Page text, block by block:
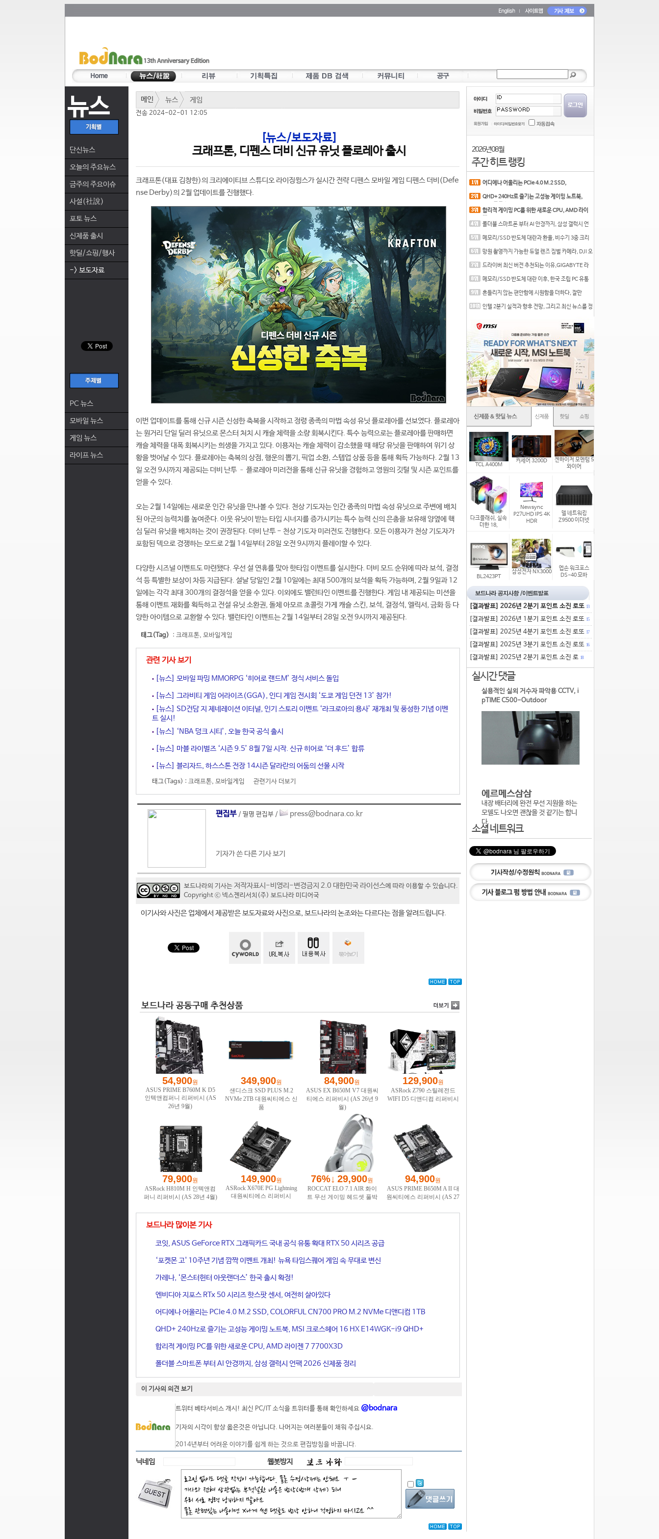
뉴스
단신뉴스
오늘의 주요뉴스
금주의 주요이슈
사설(社說)
포토 뉴스
신제품 출시
핫딜/쇼핑/행사
-> 보도자료
PC 뉴스
모바일 뉴스
게임 뉴스
라이프 뉴스
메인 뉴스 게임
전송 2024-02-01 12:05
[뉴스/보도자료]
크래프톤, 디펜스 더비 신규 유닛 플로레아 출시
크래프톤(대표 김창한)의 크리에이티브 스튜디오 라이징윙스가 실시간 전략 디펜스 모바일 게임 디펜스 더비(Defe
nse Derby)의 2월 업데이트를 진행했다.
이번 업데이트를 통해 신규 시즌 신성한 축복을 시작하고 정령 종족의 마법 속성 유닛 플로레아를 선보였다. 플로레아
는 원거리 단일 딜러 유닛으로 몬스터 처치 시 캐슬 체력을 소량 회복시킨다. 특수 능력으로는 플로레아를 판매하면
캐슬 체력을 대폭 회복시키는 희생을 가지고 있다. 이용자는 캐슬 체력이 감소했을 때 해당 유닛을 판매하여 위기 상
황을 벗어날 수 있다. 플로레아는 축복의 상점, 행운의 뽑기, 픽업 소환, 스텝업 상품 등을 통해 획득 가능하다. 2월 13
일 오전 9시까지 제공되는 더비 난투 – 플로레아 미러전을 통해 신규 유닛을 경험하고 영원의 깃털 및 시즌 포인트를
얻을 수 있다.
오는 2월 14일에는 새로운 인간 유닛을 만나볼 수 있다. 천상 기도자는 인간 종족의 마법 속성 유닛으로 주변에 배치
된 아군의 능력치를 높여준다. 이웃 유닛이 받는 타입 시너지를 증가시키는 특수 능력 신의 은총을 보유해 양옆에 핵
심 딜러 유닛을 배치하는 것이 권장된다. 더비 난투 - 천상 기도자 미러전도 진행한다. 모든 이용자가 천상 기도자가
포함된 덱으로 경쟁하는 모드로 2월 14일부터 28일 오전 9시까지 플레이할 수 있다.
다양한 시즈널 이벤트도 마련됐다. 우선 설 연휴를 맞아 핫타임 이벤트를 실시한다. 더비 모드 순위에 따라 보석, 결정
석 등 특별한 보상이 차등 지급된다. 설날 당일인 2월 10일에는 최대 500개의 보석을 획득 가능하며, 2월 9일과 12
일에는 각각 최대 300개의 결정석을 얻을 수 있다. 이외에도 밸런타인 이벤트를 진행한다. 게임 내 제공되는 미션을
통해 이벤트 재화를 획득하고 전설 유닛 소환권, 돌체 아모르 초콜릿 가게 캐슬 스킨, 보석, 결정석, 엘릭서, 금화 등 다
양한 아이템으로 교환할 수 있다. 밸런타인 이벤트는 2월 14일부터 28일 오전 9시까지 제공된다.
태그(Tag) : 크래프톤, 모바일게임
관련 기사 보기
[뉴스] 모바일 파밍 MMORPG ‘히어로 랜드M’ 정식 서비스 돌입
[뉴스] 그라비티 게임 어라이즈(GGA), 인디 게임 전시회 ‘도쿄 게임 던전 13’ 참가!
[뉴스] SD건담 지 제네레이션 이터널, 인기 스토리 이벤트 ‘라크로아의 용사’ 재개최 및 풍성한 기념 이벤
트 실시!
[뉴스] ‘NBA 덩크 시티’, 오늘 한국 공식 출시
[뉴스] 마블 라이벌즈 ‘시즌 9.5’ 8월 7일 시작. 신규 히어로 ‘더 후드’ 합류
[뉴스] 블리자드, 하스스톤 전장 14시즌 달라란의 어둠의 선물 시작
태그(Tags) : 크래프톤, 모바일게임 관련기사 더보기
편집부 / 필명 편집부 / press@bodnara.co.kr
기자가 쓴 다른 기사 보기
보드나라의 기사는 저작자표시-비영리-변경금지 2.0 대한민국 라이선스에 따라 이용할 수 있습니다.
Copyright ⓒ 넥스젠리서치(주) 보드나라 미디어국
이기사와 사진은 업체에서 제공받은 보도자료와 사진으로, 보드나라의 논조와는 다르다는 점을 알려드립니다.
보드나라 많이본 기사
코잇, ASUS GeForce RTX 그래픽카드 국내 공식 유통 확대 RTX 50 시리즈 공급
‘포켓몬 고' 10주년 기념 깜짝 이벤트 개최! 뉴욕 타임스퀘어 게임 속 무대로 변신
가레나, ‘몬스터헌터 아웃랜더스’ 한국 출시 확정!
엔비디아 지포스 RTx 50 시리즈 핫스팟 센서, 여전히 살아있다
어디에나 어울리는 PCIe 4.0 M.2 SSD, COLORFUL CN700 PRO M.2 NVMe 디앤디컴 1TB
QHD+ 240Hz로 즐기는 고성능 게이밍 노트북, MSI 크로스헤어 16 HX E14WGK-i9 QHD+
합리적 게이밍 PC를 위한 새로운 CPU, AMD 라이젠 7 7700X3D
폴더블 스마트폰 부터 AI 안경까지, 삼성 갤럭시 언팩 2026 신제품 정리
이 기사의 의견 보기
트위터 베타서비스 개시! 최신 PC/IT 소식을 트위터를 통해 확인하세요 @bodnara
기자의 시각이 항상 옳은것은 아닙니다. 나머지는 여러분들이 채워 주십시요.
2014년부터 어려운 이야기를 쉽게 하는 것으로 편집방침을 바꿉니다.
닉네임 웹봇방지
2026년 08월
주간 히트 랭킹
어디에나 어울리는 PCIe 4.0 M.2 SSD,
QHD+ 240Hz로 즐기는 고성능 게이밍 노트북,
합리적 게이밍 PC를 위한 새로운 CPU, AMD 라이
폴더블 스마트폰 부터 AI 안경까지, 삼성 갤럭시 언
메모리/SSD 반도체 대란과 환율, 비수기 3중 크리
망원 촬영까지 가능한 듀얼 렌즈 짐벌 카메라, DJI 오
드라이버 최신 버전 추천되는 이유,GIGABYTE 라
메모리/SSD 반도체 대란 이후, 한국 조립 PC 유통
흔들리지 않는 편안함에 시원함을 더하다, 잘만
인텔 2분기 실적과 향후 전망, 그리고 최신 뉴스를 정
TCL A400M
커세어 3200D
젠하이저 모멘텀 5
와이어
다크플래쉬, 실속
더한 18,
Newsync
P27UHD IPS 4K
HDR
델 네트워킹
Z9500 이더넷
BL2423PT
삼성전자 NX3000
엡손 워크포스
DS-40 모바
[결과발표] 2026년 2분기 포인트 소진 로또 13
[결과발표] 2026년 1분기 포인트 소진 로또 15
[결과발표] 2025년 4분기 포인트 소진 로또 17
[결과발표] 2025년 3분기 포인트 소진 로또 16
[결과발표] 2025년 2분기 포인트 소진 로 18
실시간 댓글
실용적인 실외 거수자 파악용 CCTV, i
pTIME C500-Outdoor
에르메스삼삼
내장 배터리에 완전 무선 지원을 하는
모델도 나오면 괜찮을 것 같기는 합니
다.
소셜 네트워크